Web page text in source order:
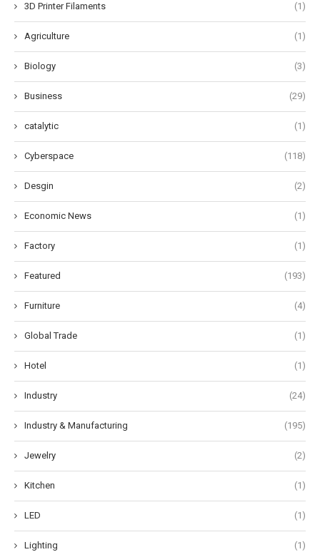
3D Printer Filaments (1)
Agriculture (1)
Biology (3)
Business (29)
catalytic (1)
Cyberspace (118)
Desgin (2)
Economic News (1)
Factory (1)
Featured (193)
Furniture (4)
Global Trade (1)
Hotel (1)
Industry (24)
Industry & Manufacturing (195)
Jewelry (2)
Kitchen (1)
LED (1)
Lighting (1)